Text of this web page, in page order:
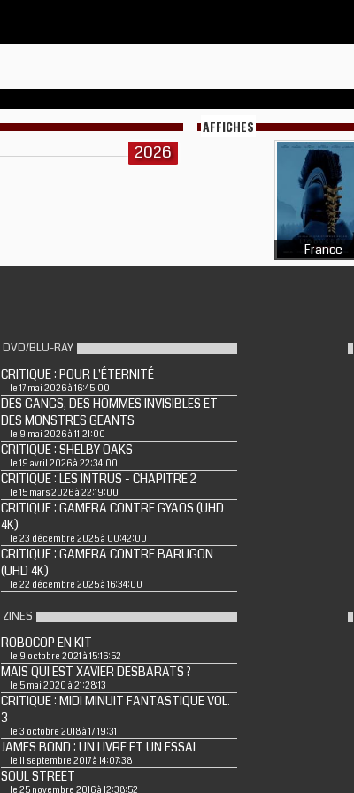
2026
AFFICHES
France
DVD/BLU-RAY
CRITIQUE : POUR L'ÉTERNITÉ
le 17 mai 2026 à 16:45:00
DES GANGS, DES HOMMES INVISIBLES ET
DES MONSTRES GEANTS
le 9 mai 2026 à 11:21:00
CRITIQUE : SHELBY OAKS
le 19 avril 2026 à 22:34:00
CRITIQUE : LES INTRUS - CHAPITRE 2
le 15 mars 2026 à 22:19:00
CRITIQUE : GAMERA CONTRE GYAOS (UHD
4K)
le 23 décembre 2025 à 00:42:00
CRITIQUE : GAMERA CONTRE BARUGON
(UHD 4K)
le 22 décembre 2025 à 16:34:00
ZINES
ROBOCOP EN KIT
le 9 octobre 2021 à 15:16:52
MAIS QUI EST XAVIER DESBARATS ?
le 5 mai 2020 à 21:28:13
CRITIQUE : MIDI MINUIT FANTASTIQUE VOL.
3
le 3 octobre 2018 à 17:19:31
JAMES BOND : UN LIVRE ET UN ESSAI
le 11 septembre 2017 à 14:07:38
SOUL STREET
le 25 novembre 2016 à 12:38:52